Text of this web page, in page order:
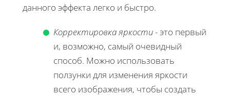
данного эффекта легко и быстро.
Корректировка яркости- это первый
и, возможно, самый очевидный
способ. Можно использовать
ползунки для изменения яркости
всего изображения, чтобы создать